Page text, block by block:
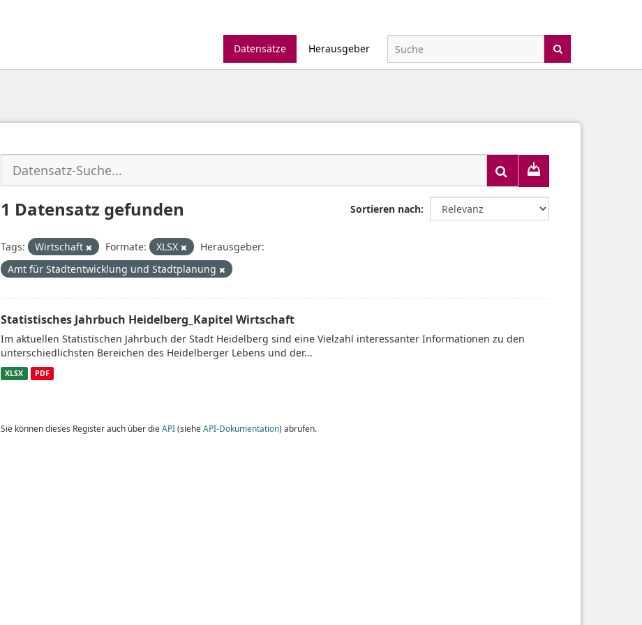
Datensätze
Herausgeber
Sortieren nach
1 Datensatz gefunden
Tags: Wirtschaft Formate: XLSX
Herausgeber:
Amt für Stadtentwicklung und Stadtplanung
Statistisches Jahrbuch Heidelberg_Kapitel Wirtschaft
Im aktuellen Statistischen Jahrbuch der Stadt Heidelberg sind eine Vielzahl interessanter Informationen zu den
unterschiedlichsten Bereichen des Heidelberger Lebens und der...
XLSX PDF
Sie können dieses Register auch über die API(siehe API-Dokumentation) abrufen.